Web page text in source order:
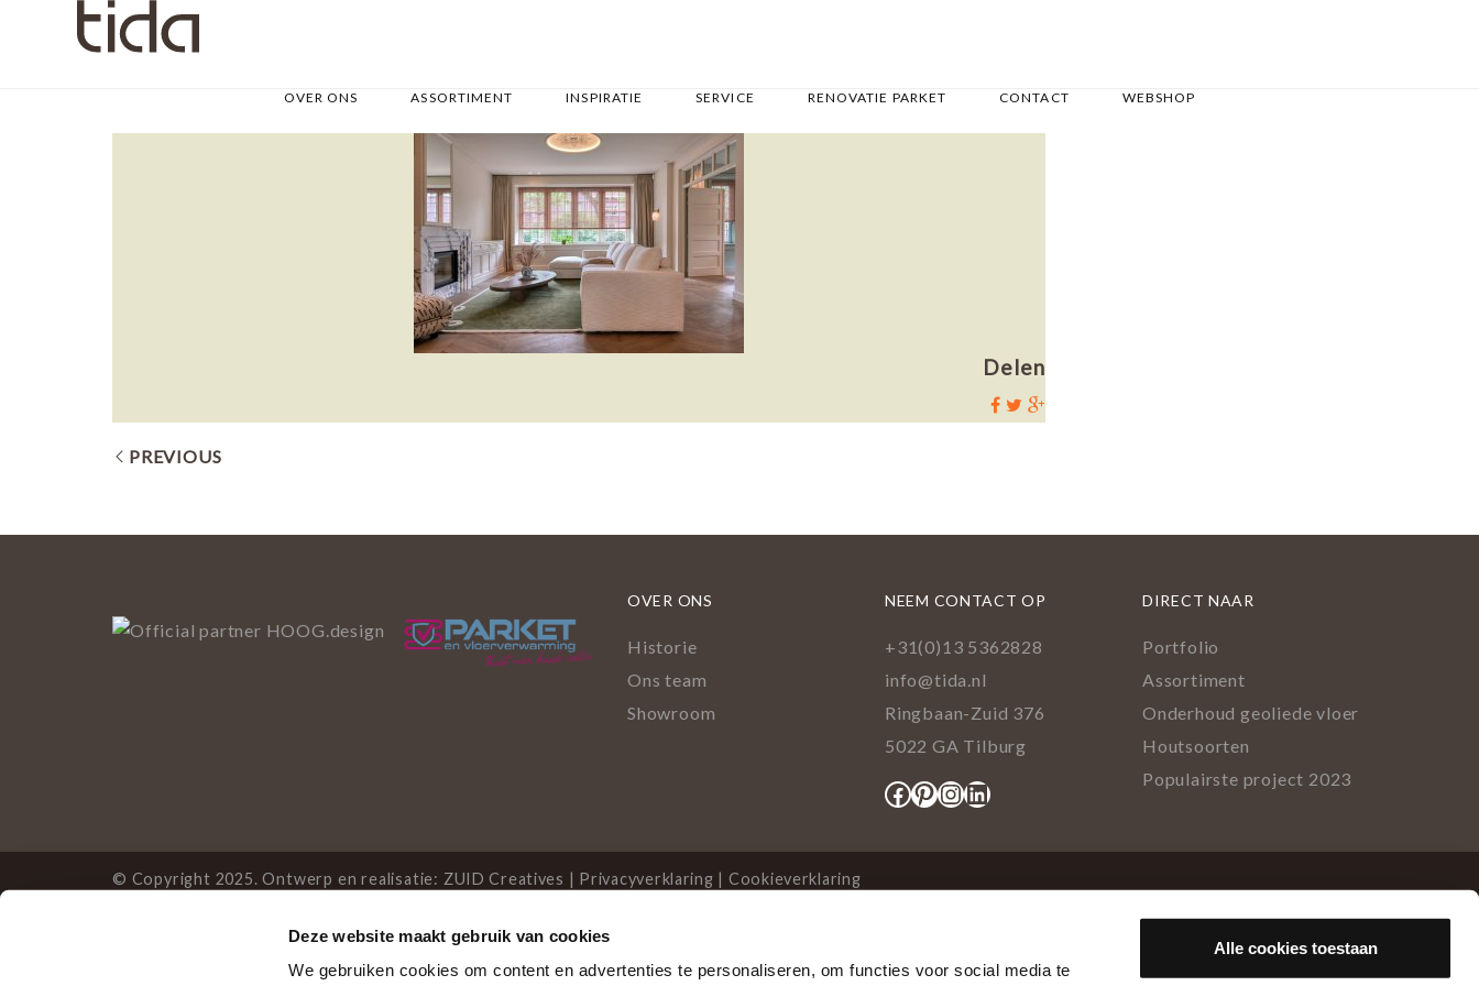
Deze website maakt gebruik van cookies
We gebruiken cookies om content en advertenties te personaliseren, om functies voor social media te
Alle cookies toestaan
OVER ONS ASSORTIMENT INSPIRATIE SERVICE RENOVATIE PARKET CONTACT WEBSHOP
Delen
PREVIOUS
OVER ONS
Historie
Ons team
Showroom
NEEM CONTACT OP
+31(0)13 5362828
info@tida.nl
Ringbaan-Zuid 376
5022 GA Tilburg
Facebook
Pinterest
Instagram
LinkedIn
DIRECT NAAR
Portfolio
Assortiment
Onderhoud geoliede vloer
Houtsoorten
Populairste project 2023
© Copyright 2025. Ontwerp en realisatie: ZUID Creatives | Privacyverklaring | Cookieverklaring
Deze website gebruikt cookies